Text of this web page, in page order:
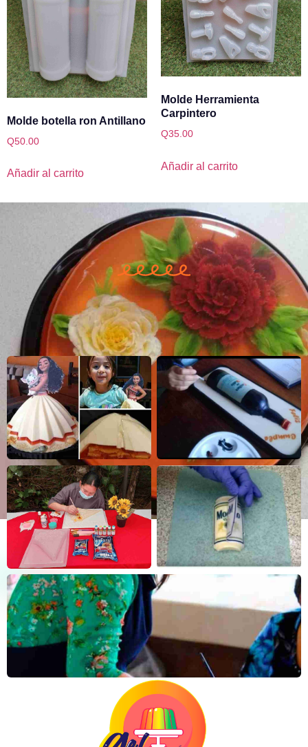
Molde botella ron Antillano
Q50.00
Añadir al carrito
Molde Herramienta
Carpintero
Q35.00
Añadir al carrito